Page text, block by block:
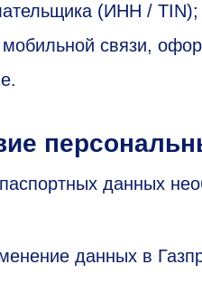
(ИНН / TIN);
связи,
данных
данных в